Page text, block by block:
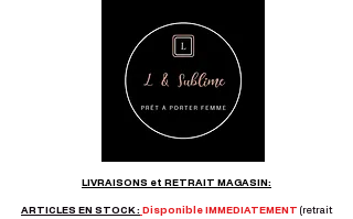
LIVRAISONS et RETRAIT MAGASIN:
ARTICLES EN STOCK : Disponible IMMEDIATEMENT (retrait